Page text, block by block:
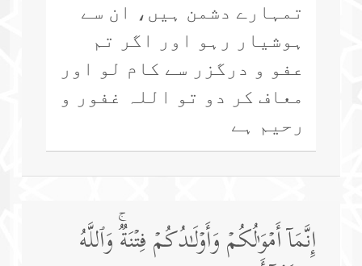
تمہارے دشمن ہیں، ان سے
ہوشیار رہو اور اگر تم
عفو و درگزر سے کام لو اور
معاف کر دو تو اللہ غفور و
رحیم ہے
إِنَّمَاۤ أَمۡوَ ٰ⁠لُكُمۡ وَأَوۡلَـٰدُكُمۡ فِتۡنَةࣱۚ وَٱللَّهُ